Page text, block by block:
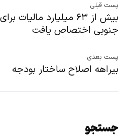
پست قبلی
بیش از ۶۳ میلیارد
جنوبی اختصاص یافت
پست بعدی
بیراهه‌ اصلاح ساختار بودجه
جستجو